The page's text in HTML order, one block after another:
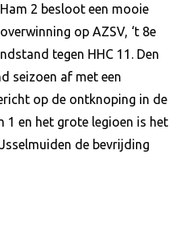
2 besloot een mooie
op AZSV, ‘t 8e
tegen HHC 11. Den
seizoen af met een
op de ontknoping in de
1 en het grote legioen is het
de bevrijding